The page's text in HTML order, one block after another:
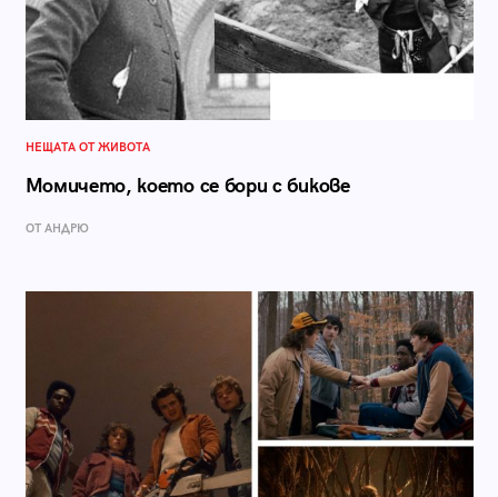
НЕЩАТА ОТ ЖИВОТА
Момичето, което се бори с бикове
ОТ АНДРЮ